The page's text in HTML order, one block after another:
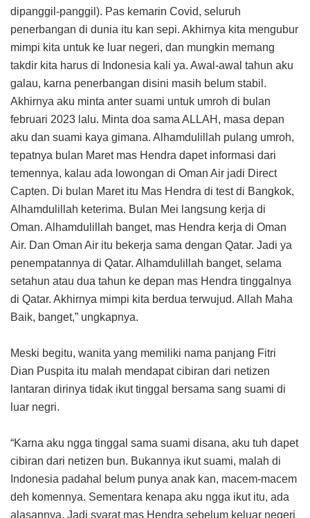
dipanggil-panggil). Pas kemarin Covid, seluruh
penerbangan di dunia itu kan sepi. Akhirnya kita mengubur
mimpi kita untuk ke luar negeri, dan mungkin memang
takdir kita harus di Indonesia kali ya. Awal-awal tahun aku
galau, karna penerbangan disini masih belum stabil.
Akhirnya aku minta anter suami untuk umroh di bulan
februari 2023 lalu. Minta doa sama ALLAH, masa depan
aku dan suami kaya gimana. Alhamdulillah pulang umroh,
tepatnya bulan Maret mas Hendra dapet informasi dari
temennya, kalau ada lowongan di Oman Air jadi Direct
Capten. Di bulan Maret itu Mas Hendra di test di Bangkok,
Alhamdulillah keterima. Bulan Mei langsung kerja di
Oman. Alhamdulillah banget, mas Hendra kerja di Oman
Air. Dan Oman Air itu bekerja sama dengan Qatar. Jadi ya
penempatannya di Qatar. Alhamdulillah banget, selama
setahun atau dua tahun ke depan mas Hendra tinggalnya
di Qatar. Akhirnya mimpi kita berdua terwujud. Allah Maha
Baik, banget,” ungkapnya.
Meski begitu, wanita yang memiliki nama panjang Fitri
Dian Puspita itu malah mendapat cibiran dari netizen
lantaran dirinya tidak ikut tinggal bersama sang suami di
luar negri.
“Karna aku ngga tinggal sama suami disana, aku tuh dapet
cibiran dari netizen bun. Bukannya ikut suami, malah di
Indonesia padahal belum punya anak kan, macem-macem
deh komennya. Sementara kenapa aku ngga ikut itu, ada
alasannya. Jadi syarat mas Hendra sebelum keluar negeri